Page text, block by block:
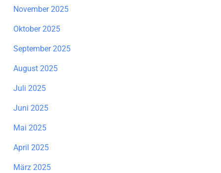
November 2025
Oktober 2025
September 2025
August 2025
Juli 2025
Juni 2025
Mai 2025
April 2025
März 2025